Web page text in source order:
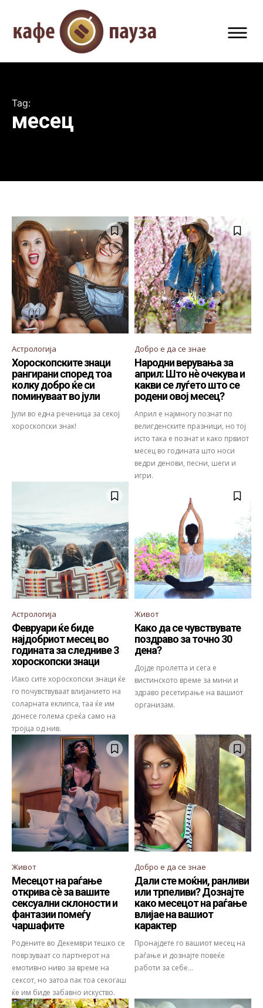
Tag:
месец
Астрологија
Хороскопските знаци
рангирани според тоа
колку добро ќе си
поминуваат во јули
Јули во една реченица за секој
хороскопски знак!
Добро е да се знае
Народни верувања за
април: Што нè очекува и
какви се луѓето што се
родени овој месец?
Април е најмногу познат по
велигденските празници, но тој
исто така е познат и како првиот
месец во годината што носи
ведри денови, песни, шеги и
игри.
Астрологија
Февруари ќе биде
најдобриот месец во
годината за следниве 3
хороскопски знаци
Иако сите хороскопски знаци ќе
го почувствуваат влијанието на
соларната еклипса, таа ќе им
донесе голема среќа само на
тројца од нив.
Живот
Како да се чувствувате
поздраво за точно 30
дена?
Дојде пролетта и сега е
вистинското време за мини и
здраво ресетирање на вашиот
организам.
Живот
Месецот на раѓање
открива сѐ за вашите
сексуални склоности и
фантазии помеѓу
чаршафите
Родените во Декември тешко се
поврзуваат со партнерот на
емотивно ниво за време на
сексот, но затоа пак тоа секогаш
ќе им биде забавно искуство.
Добро е да се знае
Дали сте моќни, ранливи
или трпеливи? Дознајте
како месецот на раѓање
влијае на вашиот
карактер
Пронајдете го вашиот месец на
раѓање и дознајте повеќе
работи за себе...